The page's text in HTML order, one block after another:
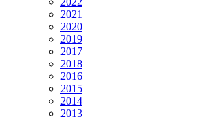
2021
2020
2019
2017
2018
2016
2015
2014
2013